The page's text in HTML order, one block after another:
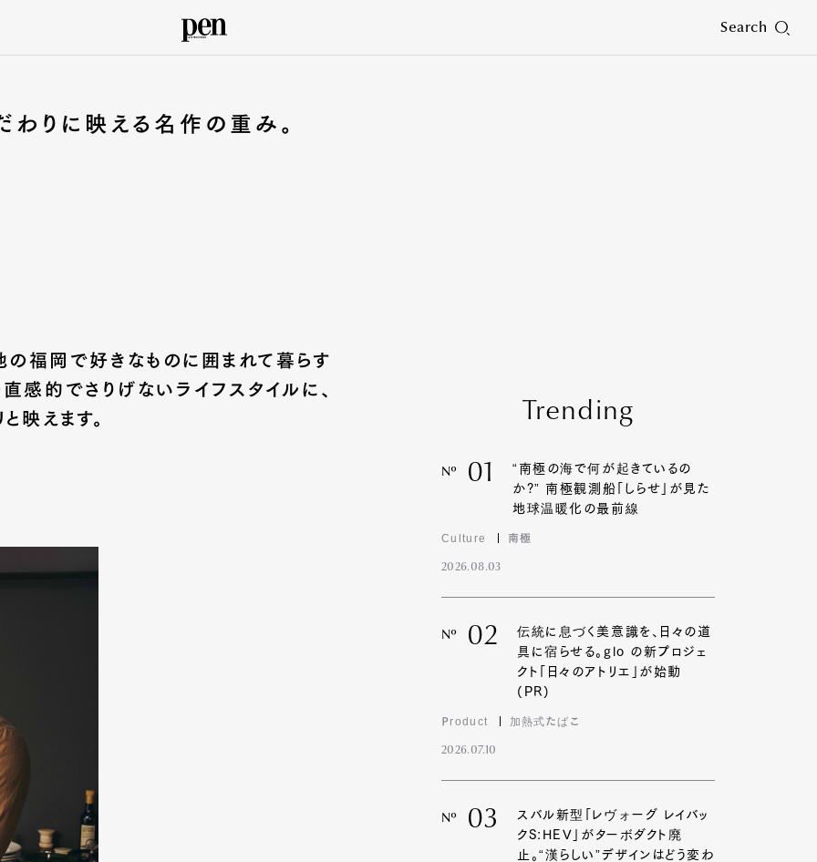
Search
わりに映える名作の重み。
福岡で好きなものに囲まれて暮らす
的でさりげないライフスタイルに、
映えます。
Trending
Nº 01
“南極の海で何が起きているの
か?” 南極観測船「しらせ」が見た
地球温暖化の最前線
Culture 南極
2026.08.03
Nº 02
伝統に息づく美意識を、日々の道
具に宿らせる。glo の新プロジェ
クト「日々のアトリエ」が始動
(PR)
Product 加熱式たばこ
2026.07.10
Nº 03
スバル新型「レヴォーグ レイバッ
クS:HEV」がターボダクト廃
止。“漢らしい”デザインはどう変わ